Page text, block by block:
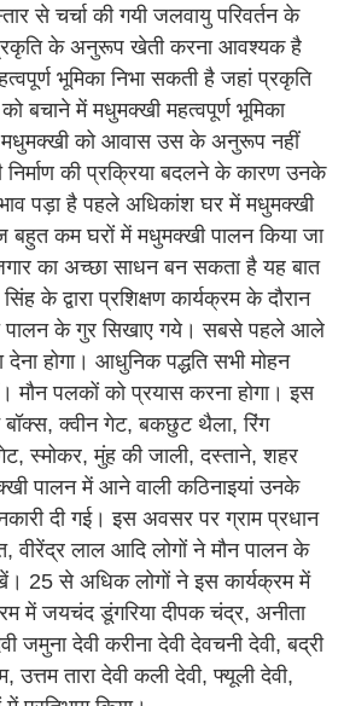
से चर्चा की गयी जलवायु परिवर्तन के
के अनुरूप खेती करना आवश्यक है
भूमिका निभा सकती है जहां प्रकृति
को बचाने में मधुमक्खी महत्वपूर्ण भूमिका
को आवास उस के अनुरूप नहीं
निर्माण की प्रक्रिया बदलने के कारण उनके
पड़ा है पहले अधिकांश घर में मधुमक्खी
बहुत कम घरों में मधुमक्खी पालन किया जा
का अच्छा साधन बन सकता है यह बात
के द्वारा प्रशिक्षण कार्यक्रम के दौरान
पालन के गुर सिखाए गये। सबसे पहले आले
देना होगा। आधुनिक पद्धति सभी मोहन
मौन पलकों को प्रयास करना होगा। इस
बॉक्स, क्वीन गेट, बकछुट थैला, रिंग
स्मोकर, मुंह की जाली, दस्ताने, शहर
पालन में आने वाली कठिनाइयां उनके
दी गई। इस अवसर पर ग्राम प्रधान
वीरेंद्र लाल आदि लोगों ने मौन पालन के
25 से अधिक लोगों ने इस कार्यक्रम में
में जयचंद डूंगरिया दीपक चंद्र, अनीता
जमुना देवी करीना देवी देवचनी देवी, बद्री
उत्तम तारा देवी कली देवी, फ्यूली देवी,